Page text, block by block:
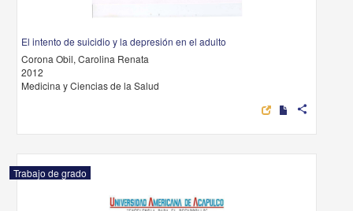
El intento de suicidio y la depresión en el adulto
Corona Obil, Carolina Renata
2012
Medicina y Ciencias de la Salud
share
Trabajo de grado